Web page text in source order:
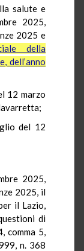
salute e
2025,
2025 e
della
dell’anno
12 marzo
del 12
2025,
2025, il
il Lazio,
di
comma 5,
n. 368